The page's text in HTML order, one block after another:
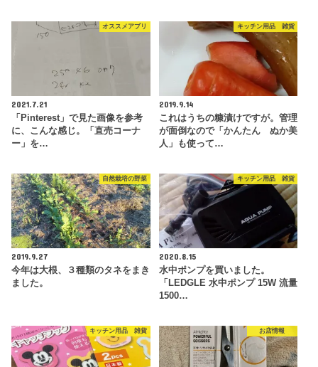
オススメアプリ
2021.7.21
「Pinterest」で見た画像を参考
に、こんな感じ。「直売コーナ
ー」を…
キッチン用品 雑貨
2019.9.14
これはうちの糠漬けですが。管理
が面倒なので「かんたん ぬか美
人」も使って…
自然栽培の野菜
2019.9.27
今年は大根、３種類のタネをまき
ました。
キッチン用品 雑貨
2020.8.15
水中ポンプを買いました。
「LEDGLE 水中ポンプ 15W 流量
1500…
キッチン用品 雑貨 お店情報